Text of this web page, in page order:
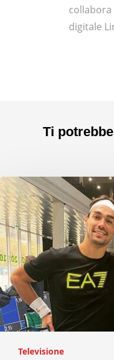
digitale
Ti
Televisione